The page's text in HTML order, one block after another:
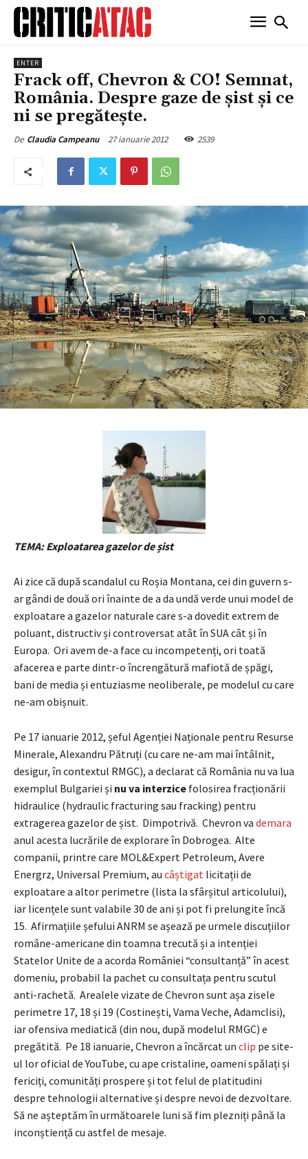
ENTER
Frack off, Chevron & CO! Semnat,
România. Despre gaze de șist și ce
ni se pregătește.
De Claudia Campeanu 27 ianuarie 2012 2539
TEMA: Exploatarea gazelor de șist
Ai zice că după scandalul cu Roșia Montana, cei din guvern s-
ar gândi de două ori înainte de a da undă verde unui model de
exploatare a gazelor naturale care s-a dovedit extrem de
poluant, distructiv și controversat atât în SUA cât și în
Europa. Ori avem de-a face cu incompetenți, ori toată
afacerea e parte dintr-o încrengătură mafiotă de șpăgi,
bani de media și entuziasme neoliberale, pe modelul cu care
ne-am obișnuit.
Pe 17 ianuarie 2012, șeful Agenției Naționale pentru Resurse
Minerale, Alexandru Pătruți (cu care ne-am mai întâlnit,
desigur, în contextul RMGC), a declarat că România nu va lua
exemplul Bulgariei și nu va interzice folosirea fracționării
hidraulice (hydraulic fracturing sau fracking) pentru
extragerea gazelor de șist. Dimpotrivă. Chevron va demara
anul acesta lucrările de explorare în Dobrogea. Alte
companii, printre care MOL&Expert Petroleum, Avere
Energrz, Universal Premium, au câștigat licitații de
exploatare a altor perimetre (lista la sfârșitul articolului),
iar licențele sunt valabile 30 de ani și pot fi prelungite încă
15. Afirmațiile șefului ANRM se așează pe urmele discuțiilor
române-americane din toamna trecută și a intenției
Statelor Unite de a acorda României “consultanță” în acest
domeniu, probabil la pachet cu consultața pentru scutul
anti-rachetă. Arealele vizate de Chevron sunt așa zisele
perimetre 17, 18 și 19 (Costinești, Vama Veche, Adamclisi),
iar ofensiva mediatică (din nou, după modelul RMGC) e
pregătită. Pe 18 ianuarie, Chevron a încărcat un clip pe site-
ul lor oficial de YouTube, cu ape cristaline, oameni spălați și
fericiți, comunități prospere și tot felul de platitudini
despre tehnologii alternative și despre nevoi de dezvoltare.
Să ne așteptăm în următoarele luni să fim plezniți până la
inconștiență cu astfel de mesaje.